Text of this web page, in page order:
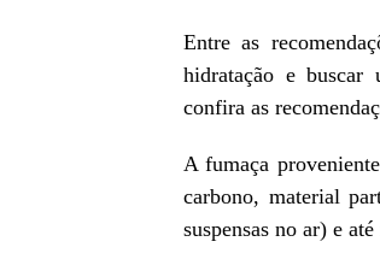
Entre as
hidratação e buscar
confira as
A fumaça
carbono, material
suspensas no ar) e